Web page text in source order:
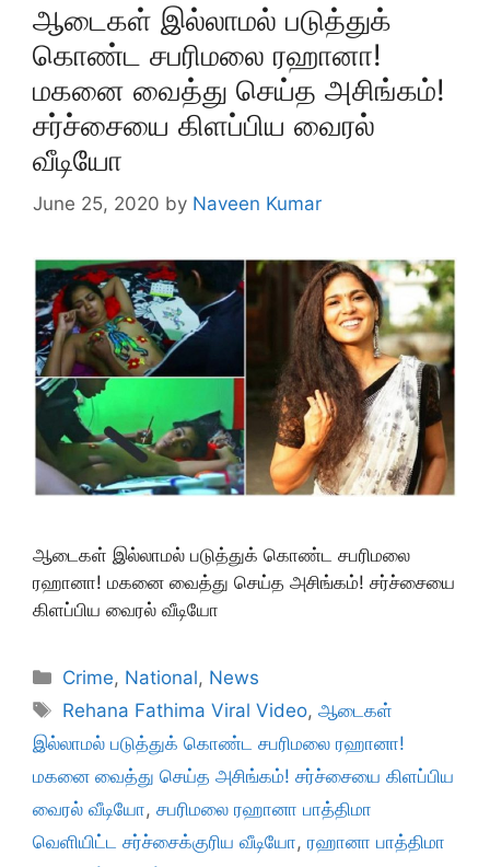
ஆடைகள் இல்லாமல் படுத்துக்
கொண்ட சபரிமலை ரஹானா!
மகனை வைத்து செய்த அசிங்கம்!
சர்ச்சையை கிளப்பிய வைரல்
வீடியோ
June 25, 2020 by Naveen Kumar
ஆடைகள் இல்லாமல் படுத்துக் கொண்ட சபரிமலை
ரஹானா! மகனை வைத்து செய்த அசிங்கம்! சர்ச்சையை
கிளப்பிய வைரல் வீடியோ
Categories
Crime, National, News
Tags
Rehana Fathima Viral Video,ஆடைகள்
இல்லாமல் படுத்துக் கொண்ட சபரிமலை ரஹானா!
மகனை வைத்து செய்த அசிங்கம்! சர்ச்சையை கிளப்பிய
வைரல் வீடியோ, சபரிமலை ரஹானா பாத்திமா
வெளியிட்ட சர்ச்சைக்குரிய வீடியோ, ரஹானா பாத்திமா